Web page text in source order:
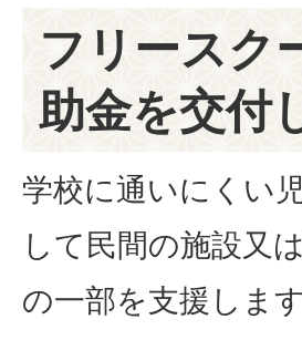
フリースク
助金を交付
学校に通いにくい
して民間の施設又
の一部を支援します